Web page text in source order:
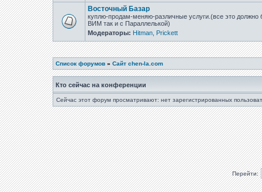
Восточный Базар
куплю-продам-меняю-различные услуги.(все это должно
ВИМ так и с Параллелькой)
Модераторы: Hitman Prickett
Список форумов » Сайт chen-la.com
Кто сейчас на конференции
Сейчас этот форум просматривают: нет зарегистрированных
Перейти: